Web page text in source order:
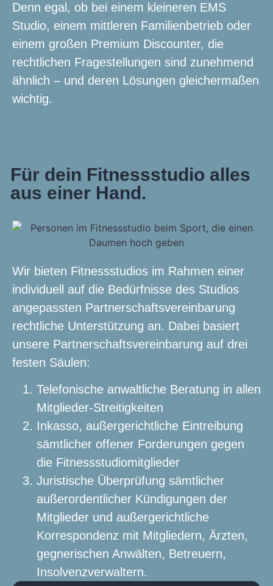
Denn egal, ob bei einem kleineren EMS
Studio, einem mittleren Familienbetrieb oder
einem großen Premium Discounter, die
rechtlichen Fragestellungen sind zunehmend
ähnlich – und deren Lösungen gleichermaßen
wichtig.
Für dein Fitnessstudio alles
aus einer Hand.
Wir bieten Fitnessstudios im Rahmen einer
individuell auf die Bedürfnisse des Studios
angepassten Partnerschaftsvereinbarung
rechtliche Unterstützung an. Dabei basiert
unsere Partnerschaftsvereinbarung auf drei
festen Säulen:
Telefonische anwaltliche Beratung in allen
Mitglieder-Streitigkeiten
Inkasso, außergerichtliche Eintreibung
sämtlicher offener Forderungen gegen
die Fitnessstudiomitglieder
Juristische Überprüfung sämtlicher
außerordentlicher Kündigungen der
Mitglieder und außergerichtliche
Korrespondenz mit Mitgliedern, Ärzten,
gegnerischen Anwälten, Betreuern,
Insolvenzverwaltern.